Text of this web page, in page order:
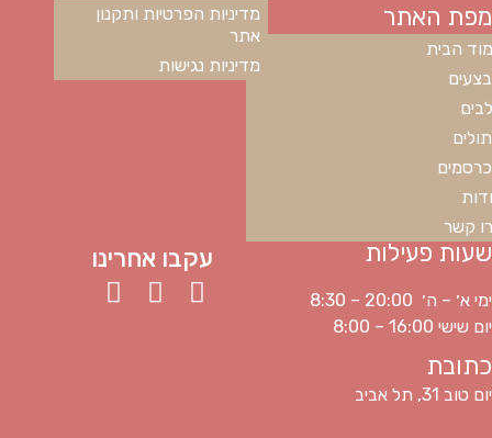
מפת האתר
הבית
קשר
מדיניות הפרטיות ותקנון
אתר
מדיניות נגישות
שעות פעילות
ימי א׳ – ה׳ 20:00 – 8:30
יום שישי 16:00 – 8:00
כתובת
יום טוב 31, תל אביב
עקבו אחרינו